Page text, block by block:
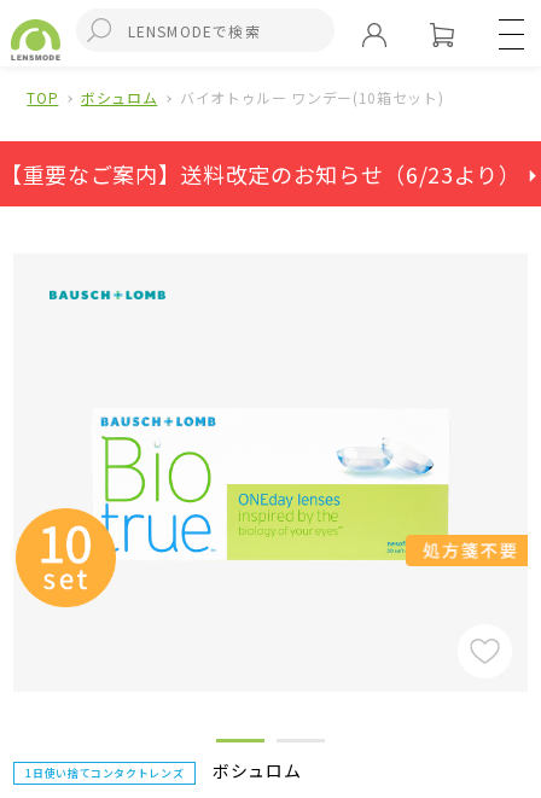
TOP ボシュロム バイオトゥルー ワンデー(10箱セット)
【重要なご案内】送料改定のお知らせ（6/23より） ⏵
1日使い捨てコンタクトレンズ ボシュロム